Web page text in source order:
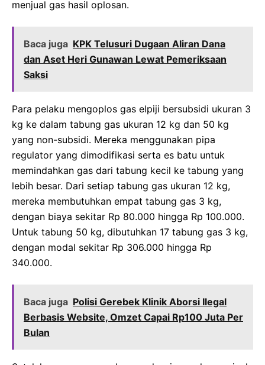
menjual gas hasil oplosan.
Baca juga KPK Telusuri Dugaan Aliran Dana
dan Aset Heri Gunawan Lewat Pemeriksaan
Saksi
Para pelaku mengoplos gas elpiji bersubsidi ukuran 3
kg ke dalam tabung gas ukuran 12 kg dan 50 kg
yang non-subsidi. Mereka menggunakan pipa
regulator yang dimodifikasi serta es batu untuk
memindahkan gas dari tabung kecil ke tabung yang
lebih besar. Dari setiap tabung gas ukuran 12 kg,
mereka membutuhkan empat tabung gas 3 kg,
dengan biaya sekitar Rp 80.000 hingga Rp 100.000.
Untuk tabung 50 kg, dibutuhkan 17 tabung gas 3 kg,
dengan modal sekitar Rp 306.000 hingga Rp
340.000.
Baca juga Polisi Gerebek Klinik Aborsi Ilegal
Berbasis Website, Omzet Capai Rp100 Juta Per
Bulan